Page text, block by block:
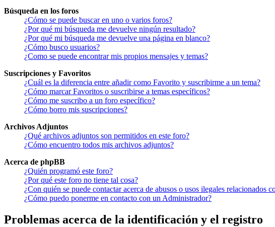
Búsqueda en los foros
¿Cómo se puede buscar en uno o varios foros?
¿Por qué mi búsqueda me devuelve ningún resultado?
¿Por qué mi búsqueda me devuelve una página en blanco?
¿Cómo busco usuarios?
¿Como se puede encontrar mis propios mensajes y temas?
Suscripciones y Favoritos
¿Cuál es la diferencia entre añadir como Favorito y suscribirme a un tema?
¿Cómo marcar Favoritos o suscribirse a temas específicos?
¿Cómo me suscribo a un foro específico?
¿Cómo borro mis suscripciones?
Archivos Adjuntos
¿Qué archivos adjuntos son permitidos en este foro?
¿Cómo encuentro todos mis archivos adjuntos?
Acerca de phpBB
¿Quién programó este foro?
¿Por qué este foro no tiene tal cosa?
¿Con quién se puede contactar acerca de abusos o usos ilegales relacionados
¿Cómo puedo ponerme en contacto con un Administrador?
Problemas acerca de la identificación y el registro